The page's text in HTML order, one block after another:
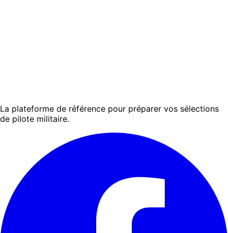
La plateforme de référence pour préparer vos sélections
de pilote militaire.